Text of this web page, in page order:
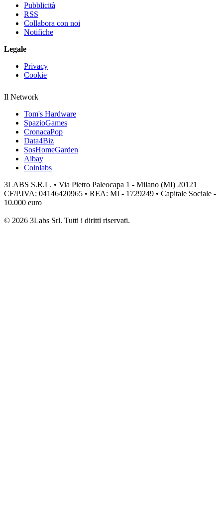
Pubblicità
RSS
Collabora con noi
Notifiche
Legale
Privacy
Cookie
Il Network
Tom's Hardware
SpazioGames
CronacaPop
Data4Biz
SosHomeGarden
Aibay
Coinlabs
3LABS S.R.L. • Via Pietro Paleocapa 1 - Milano (MI) 20121
CF/P.IVA: 04146420965 • REA: MI - 1729249 • Capitale Sociale -
10.000 euro
© 2026 3Labs Srl. Tutti i diritti riservati.